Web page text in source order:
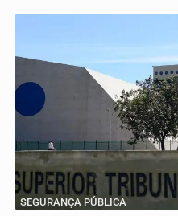
SEGURANÇA PÚBLICA